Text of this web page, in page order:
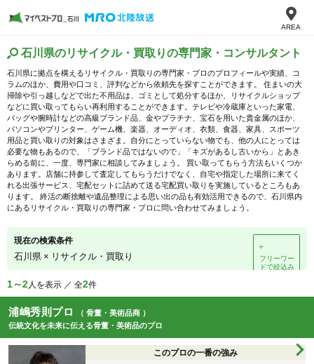
AREA
石川県のリサイクル・買取りの専門家・コンサルタント
石川県に拠点を構えるリサイクル・買取りの専門家・プロのプロフィールや実績、コ
ラムのほか、費用や口コミ、評判などから依頼先を探すことができます。 住まいの大
掃除や引っ越しなどで出た不用品は、ゴミとして処分するほか、リサイクルショップ
などに買い取ってもらい再利用することができます。テレビや冷蔵庫といった家電、
バッグや腕時計などの高級ブランド品、金やプラチナ、宝石を用いた貴金属のほか、
パソコンやプリンター、ゲーム機、楽器、オーディオ、衣類、食器、家具、スポーツ
用品と買い取りの対象はさまざま。自分にとっていらない物でも、他の人にとっては
必要な物もあるので、「ブランド品ではないので」「キズがあるし古いから」とあき
らめる前に、一度、専門家に相談してみましょう。 買い取ってもらう方法もいくつか
あります。店舗に持参して査定してもらうだけでなく、自宅や指定した場所に来てく
れる出張サービス、宅配セットに詰めて送る宅配買い取りを実施しているところもあ
ります。 終活の断捨離や遺品整理による思い出の品も有効活用できるので、石川県内
にあるリサイクル・買取りの専門家・プロに問い合わせてみましょう。
現在の検索条件
石川県 × リサイクル・買取り
＋
フリーワー
ドで絞込み
1～2人を表示 ／ 全2件
浦嶋秀則プロ
（ 骨董・美術品商 ）
伝統文化を未来に伝える骨董・美術品のプロ
このプロの一番の強み